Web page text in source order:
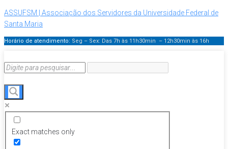
ASSUFSM | Associação dos Servidores da Universidade Federal de
Santa Maria
Horário de atendimento: Seg – Sex: Das 7h às 11h30min – 12h30min às 16h
Exact matches only